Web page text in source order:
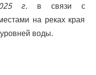
г. в связи с
на реках края
воды.